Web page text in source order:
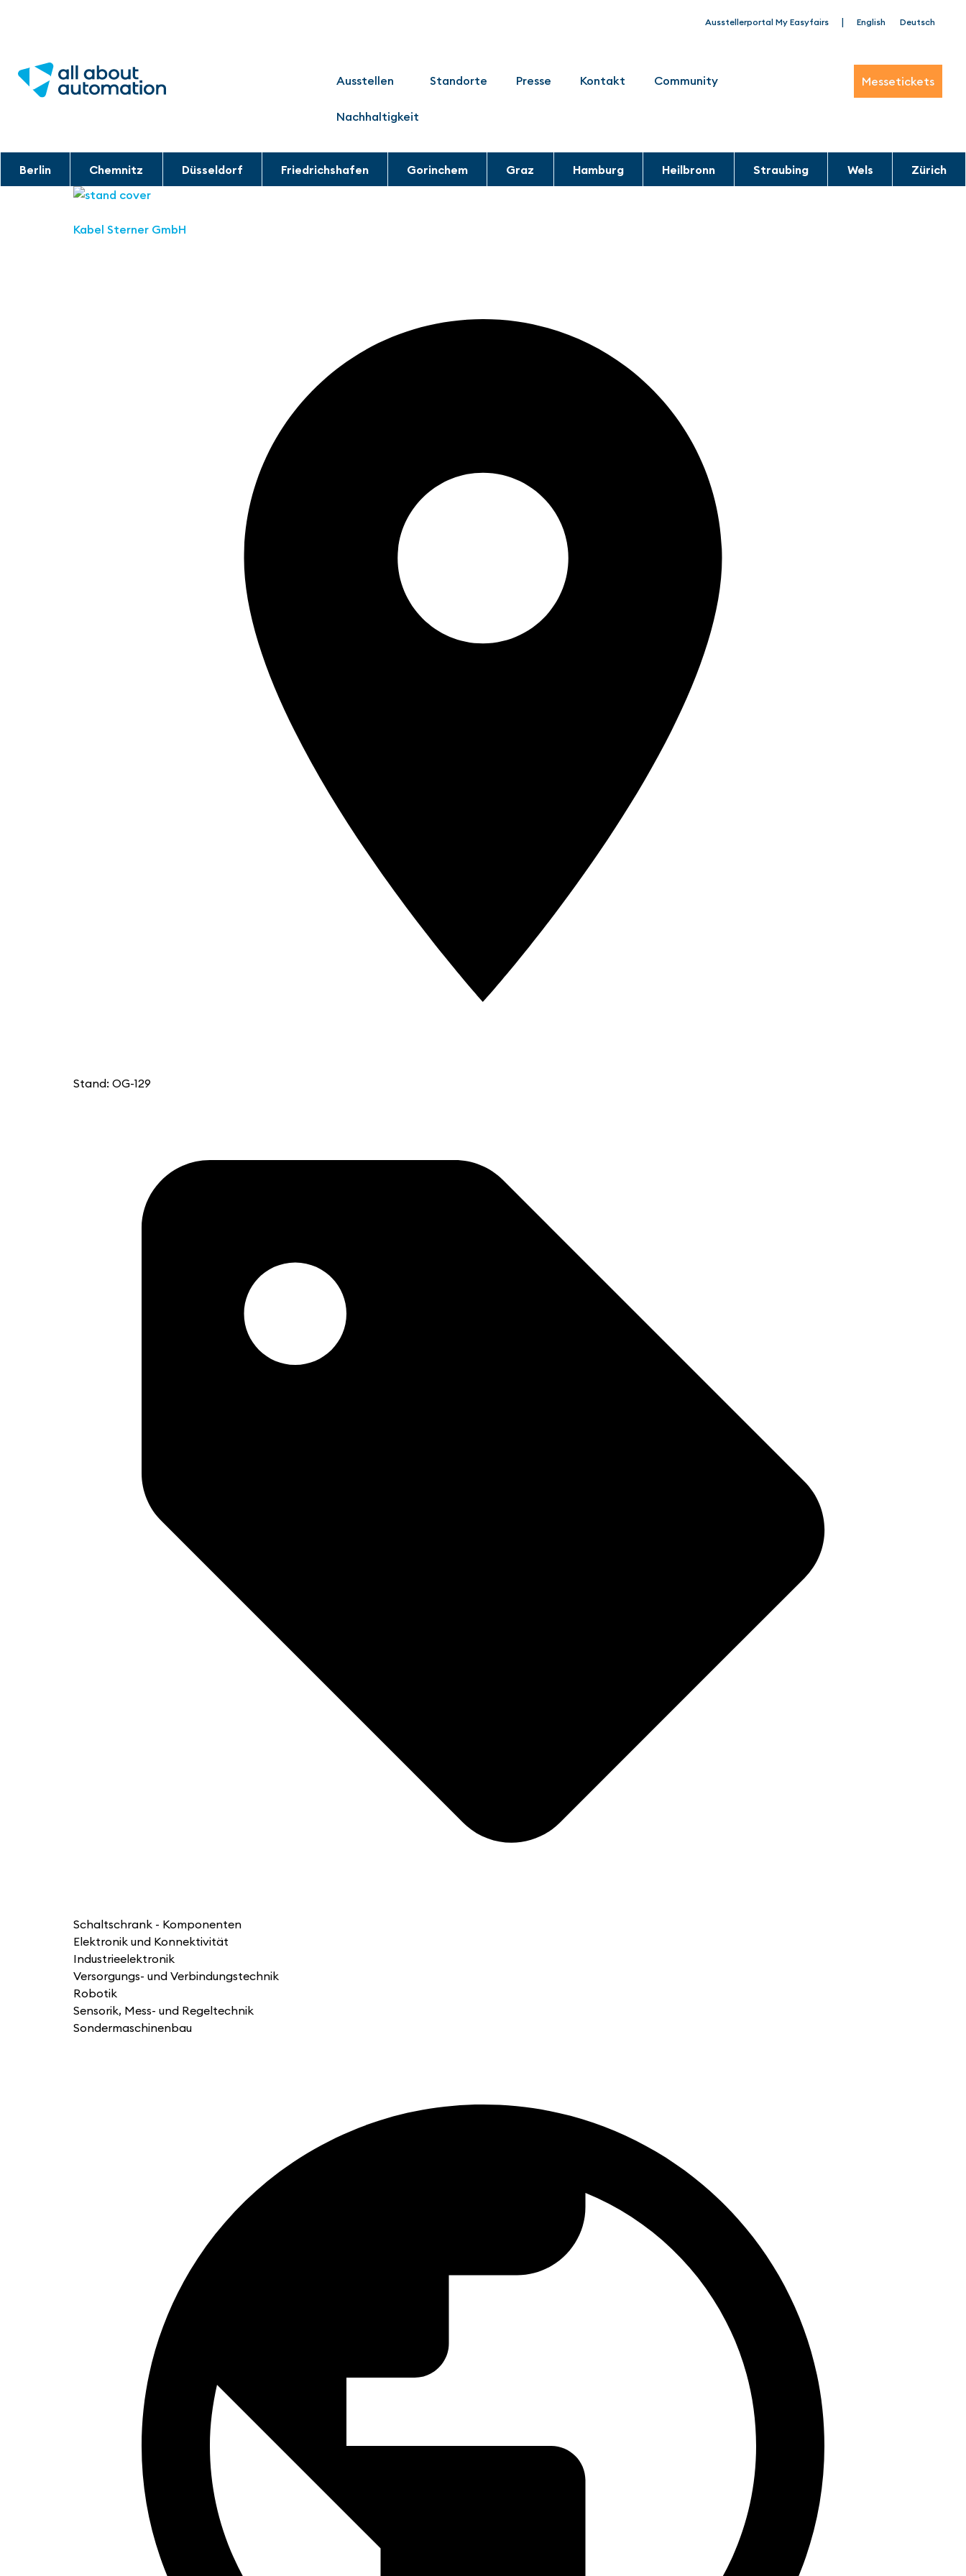
Ausstellerportal My Easyfairs | English Deutsch
Ausstellen Standorte Presse Kontakt Community
Nachhaltigkeit
Messetickets
Berlin Chemnitz Düsseldorf Friedrichshafen Gorinchem Graz Hamburg Heilbronn Straubing Wels Zürich
Kabel Sterner GmbH
Stand: OG-129
Schaltschrank - Komponenten
Elektronik und Konnektivität
Industrieelektronik
Versorgungs- und Verbindungstechnik
Robotik
Sensorik, Mess- und Regeltechnik
Sondermaschinenbau